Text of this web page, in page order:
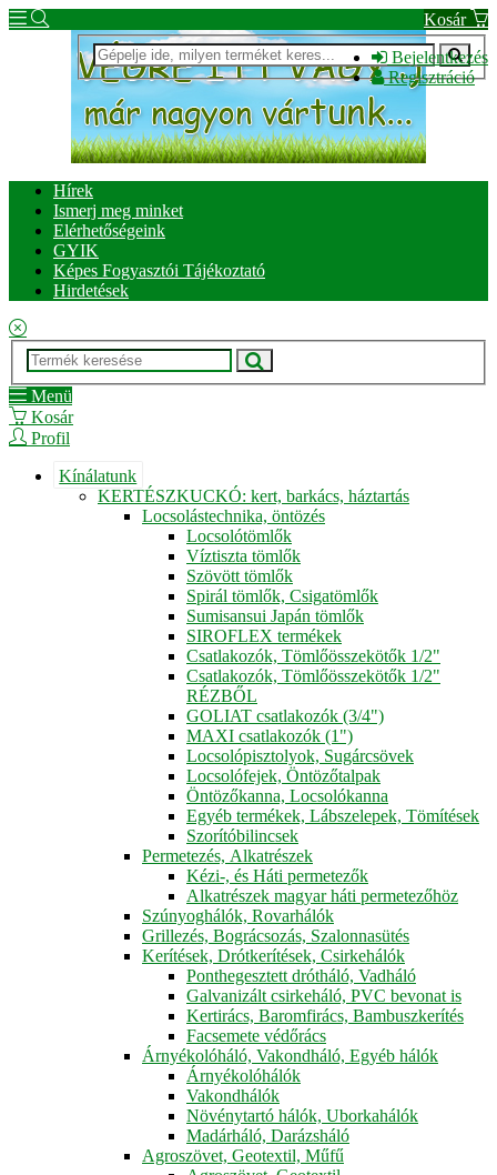
Kosár
Bejelentkezés
Regisztráció
Hírek
Ismerj meg minket
Elérhetőségeink
GYIK
Képes Fogyasztói Tájékoztató
Hirdetések
Menü
Kosár
Profil
Kínálatunk
KERTÉSZKUCKÓ: kert, barkács, háztartás
Locsolástechnika, öntözés
Locsolótömlők
Víztiszta tömlők
Szövött tömlők
Spirál tömlők, Csigatömlők
Sumisansui Japán tömlők
SIROFLEX termékek
Csatlakozók, Tömlőösszekötők 1/2"
Csatlakozók, Tömlőösszekötők 1/2"
RÉZBŐL
GOLIAT csatlakozók (3/4")
MAXI csatlakozók (1")
Locsolópisztolyok, Sugárcsövek
Locsolófejek, Öntözőtalpak
Öntözőkanna, Locsolókanna
Egyéb termékek, Lábszelepek, Tömítések
Szorítóbilincsek
Permetezés, Alkatrészek
Kézi-, és Háti permetezők
Alkatrészek magyar háti permetezőhöz
Szúnyoghálók, Rovarhálók
Grillezés, Bográcsozás, Szalonnasütés
Kerítések, Drótkerítések, Csirkehálók
Ponthegesztett drótháló, Vadháló
Galvanizált csirkeháló, PVC bevonat is
Kertirács, Baromfirács, Bambuszkerítés
Facsemete védőrács
Árnyékolóháló, Vakondháló, Egyéb hálók
Árnyékolóhálók
Vakondhálók
Növénytartó hálók, Uborkahálók
Madárháló, Darázsháló
Agroszövet, Geotextil, Műfű